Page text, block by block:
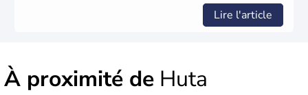
Lire l'article
À proximité de Huta